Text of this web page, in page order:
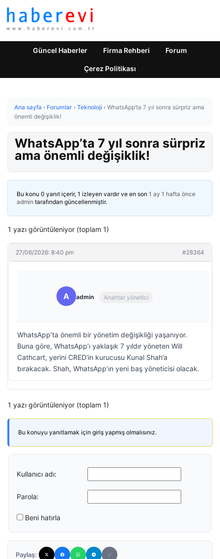
Güncel Haberler Firma Rehberi Forum
Çerez Politikası
Ana sayfa › Forumlar › Teknoloji › WhatsApp’ta 7 yıl sonra sürpriz ama
önemli değişiklik!
WhatsApp’ta 7 yıl sonra sürpriz
ama önemli değişiklik!
Bu konu 0 yanıt içerir, 1 izleyen vardır ve en son 1 ay 1 hafta önce
admin tarafından güncellenmiştir.
1 yazı görüntüleniyor (toplam 1)
27/06/2026: 8:40 pm #28364
A admin Anahtar yönetici
WhatsApp’ta önemli bir yönetim değişikliği yaşanıyor.
Buna göre, WhatsApp’ı yaklaşık 7 yıldır yöneten Will
Cathcart, yerini CRED’in kurucusu Kunal Shah’a
bırakacak. Shah, WhatsApp’ın yeni baş yöneticisi olacak.
1 yazı görüntüleniyor (toplam 1)
Bu konuyu yanıtlamak için giriş yapmış olmalısınız.
Kullanıcı adı:
Parola:
Beni hatırla
Paylaş: